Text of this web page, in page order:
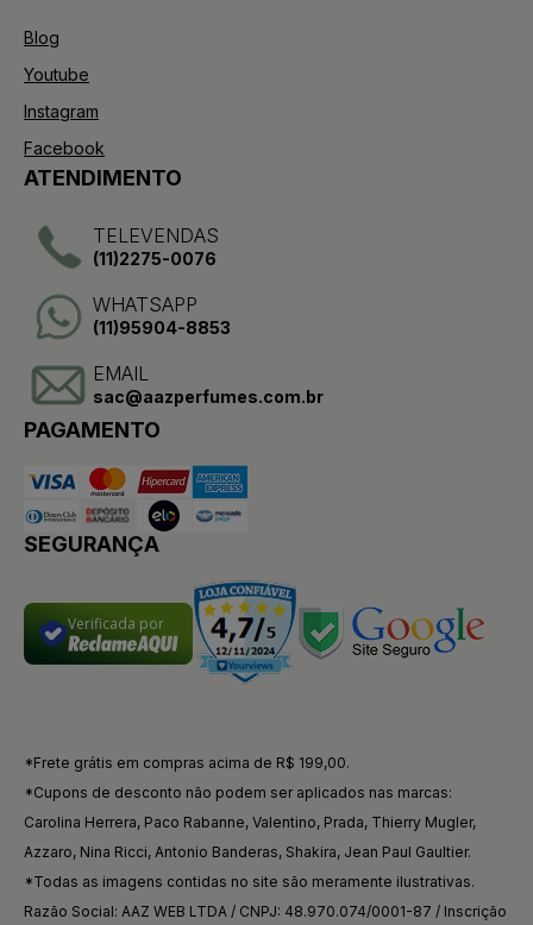
Blog
Youtube
Instagram
Facebook
ATENDIMENTO
TELEVENDAS
(11)2275-0076
WHATSAPP
(11)95904-8853
EMAIL
sac@aazperfumes.com.br
PAGAMENTO
SEGURANÇA
Verificada por
*Frete grátis em compras acima de R$ 199,00.
*Cupons de desconto não podem ser aplicados nas marcas:
Carolina Herrera, Paco Rabanne, Valentino, Prada, Thierry Mugler,
Azzaro, Nina Ricci, Antonio Banderas, Shakira, Jean Paul Gaultier.
*Todas as imagens contidas no site são meramente ilustrativas.
Razão Social: AAZ WEB LTDA / CNPJ: 48.970.074/0001-87 / Inscrição